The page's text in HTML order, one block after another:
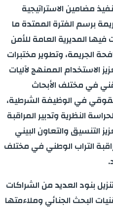
تنفيذ مضامين الاستراتيجية
برسم الفترة الممتدة ما
راهنت فيها المديرية العامة للأمن
الجريمة، وتطوير مختبرات
الاستخدام الممنهج لآليات
في مختلف الأبحاث
في الوظيفة الشرطية،
النظرية وتدبير المراقبة
التنسيق والتعاون البيني
التراب الوطني في مختلف
بنود العديد من الشراكات
البحث الجنائي وملاءمتها